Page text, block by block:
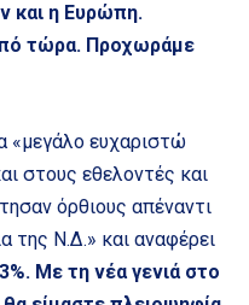
και η Ευρώπη.
τώρα. Προχωράμε
«μεγάλο ευχαριστώ
στους εθελοντές και
όρθιους απέναντι
της Ν.Δ.» και αναφέρει
Με τη νέα γενιά στο